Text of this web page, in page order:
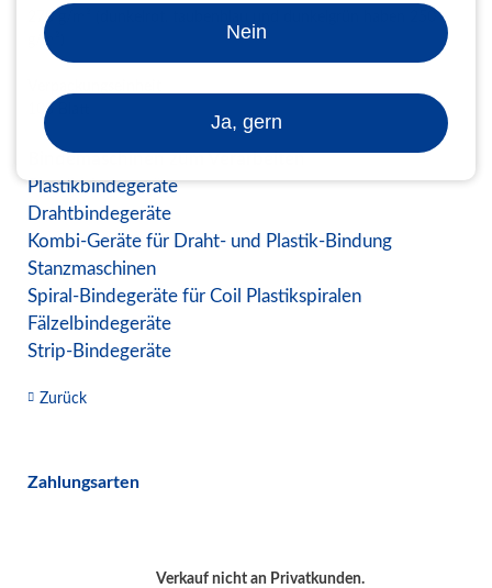
270 g/m² (dunkelrot, taubenblau und dunkelgrün haben 250
g/m²)
100 Blatt
Bindemaschinen zum Verarbeiten
Plastikbindegeräte
Drahtbindegeräte
Kombi-Geräte für Draht- und Plastik-Bindung
Stanzmaschinen
Spiral-Bindegeräte für Coil Plastikspiralen
Fälzelbindegeräte
Strip-Bindegeräte
Zurück
Zahlungsarten
Verkauf nicht an Privatkunden.
Nein
Ja, gern